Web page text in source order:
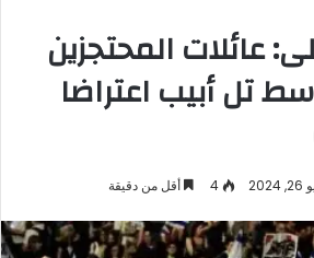
عائلات المحتجزين
تل أبيب اعتراضا
4 أقل من دقيقة